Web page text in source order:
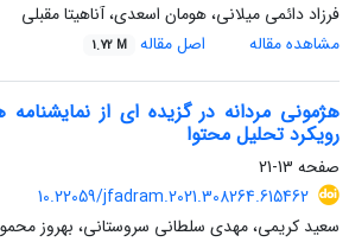
فرزاد دائمی میلانی، هومان اسعدی، آناهیتا مقبلی
مشاهده مقاله
اصل مقاله 1.72 M
هژمونی مردانه در گزیده ای از
رویکرد تحلیل محتوا
صفحه 13-21
10.22059/jfadram.2021.308264.615462
سعید کریمی، مهدی سلطانی سروستانی، بهروز